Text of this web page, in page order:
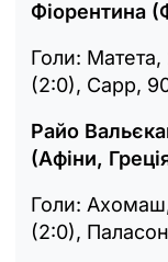
Фіорентина
Голи: Матета,
(2:0), Сарр,
Райо
(Афіни,
Голи:
(2:0),